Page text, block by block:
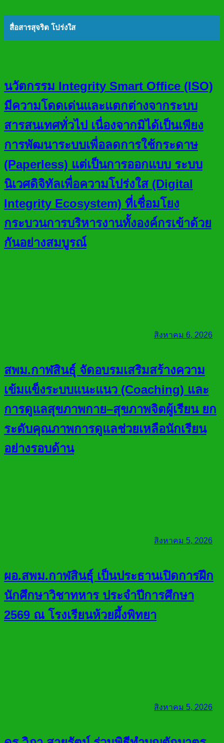
สื่อสารสุจริต โปร่งใส
นวัตกรรม Integrity Smart Office (ISO)
มีความโดดเด่นและแตกต่างจากระบบ
สารสนเทศทั่วไป เนื่องจากมิได้เป็นเพียง
การพัฒนาระบบเพื่อลดการใช้กระดาษ
(Paperless) แต่เป็นการออกแบบ ระบบ
นิเวศดิจิทัลเพื่อความโปร่งใส (Digital
Integrity Ecosystem) ที่เชื่อมโยง
กระบวนการบริหารงานทั้งองค์กรเข้าด้วย
กันอย่างสมบูรณ์
สิงหาคม 6, 2026
สพม.กาฬสินธุ์ จัดอบรมเสริมสร้างความ
เข้มแข็งระบบแนะแนว (Coaching) และ
การดูแลสุขภาพกาย–สุขภาพจิตผู้เรียน ยก
ระดับคุณภาพการดูแลช่วยเหลือนักเรียน
อย่างรอบด้าน
สิงหาคม 5, 2026
ผอ.สพม.กาฬสินธุ์ เป็นประธานเปิดการฝึก
นักศึกษาวิชาทหาร ประจำปีการศึกษา
2569 ณ โรงเรียนห้วยผึ้งพิทยา
สิงหาคม 5, 2026